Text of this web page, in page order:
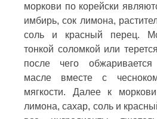
моркови по корейски
имбирь, сок лимона,
соль и красный перец.
тонкой соломкой или
после чего
масле вместе с
мягкости. Далее к
лимона, сахар, соль и